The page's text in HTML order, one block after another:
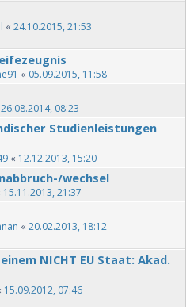
« 24.10.2015, 21:53
« 05.09.2015, 11:58
26.08.2014, 08:23
Studienleistungen
« 12.12.2013, 15:20
wechsel
15.11.2013, 21:37
« 20.02.2013, 18:12
NICHT EU Staat: Akad.
15.09.2012, 07:46